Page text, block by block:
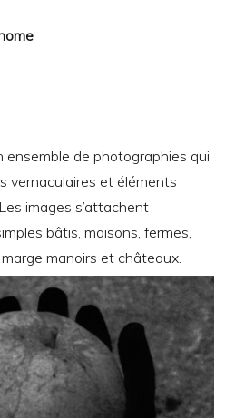
ensemble de photographies qui
vernaculaires et éléments
images s’attachent
bâtis, maisons, fermes,
manoirs et châteaux.